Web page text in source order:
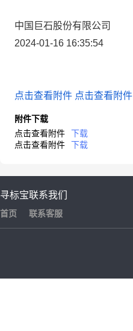
中国巨石股份有限公司
2024-01-16 16:35:54
点击查看附件 点击查看附件
附件下载
点击查看附件
下载
点击查看附件
下载
寻标宝
首页
联系我们
联系客服